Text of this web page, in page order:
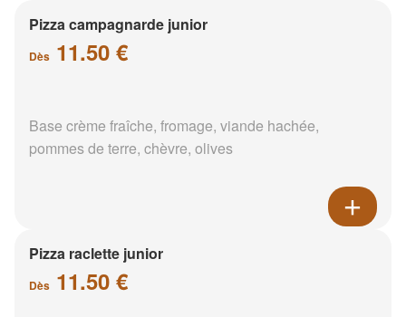
Pizza campagnarde junior
Dès 11.50 €
Base crème fraîche, fromage, viande hachée,
pommes de terre, chèvre, olives
Pizza raclette junior
Dès 11.50 €